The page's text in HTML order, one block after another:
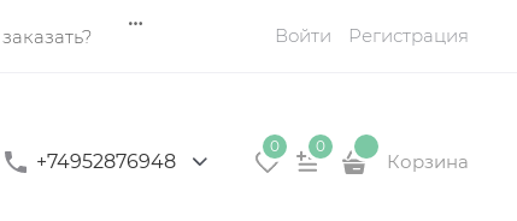
Войти Регистрация
+74952876948
0 0
Корзина